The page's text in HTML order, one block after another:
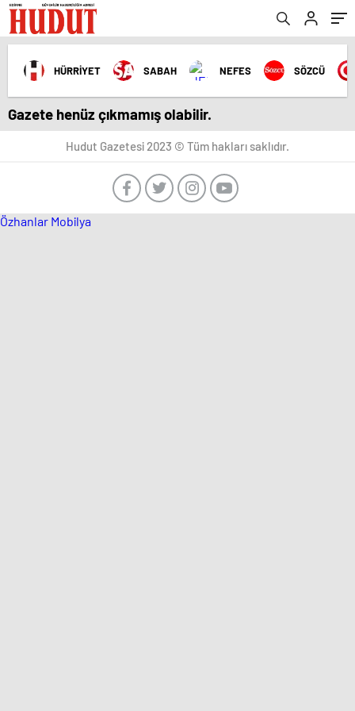
HÜRRİYET SABAH NEFES SÖZCÜ
Gazete henüz çıkmamış olabilir.
Hudut Gazetesi 2023 © Tüm hakları saklıdır.
Özhanlar Mobilya